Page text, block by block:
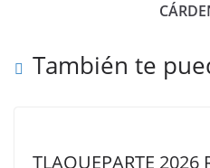
También te
TLAQUEPARTE 2026